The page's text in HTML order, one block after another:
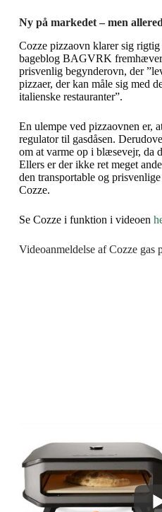
Ny på markedet – men
Cozze pizzaovn klarer sig
bageblog BAGVRK
prisvenlig begynderovn, der
pizzaer, der kan måle sig med
italienske restauranter”.
En ulempe ved pizzaovnen er,
regulator til gasdåsen.
om at varme op i blæsevejr, da
Ellers er der ikke ret meget
den transportable og
Cozze.
Se Cozze i funktion i videoen
Videoanmeldelse af Cozze gas